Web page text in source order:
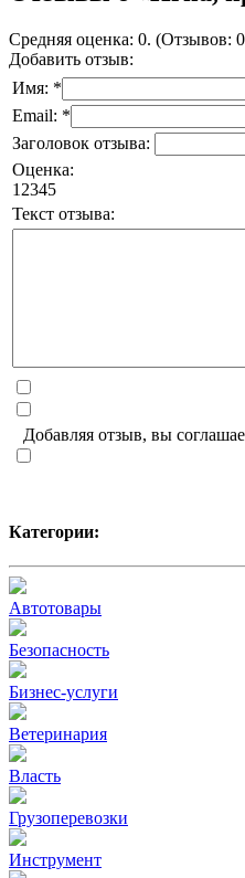
Средняя оценка: 0. (Отзывов:
Добавить отзыв:
Имя: *
Email: *
Заголовок отзыва:
Оценка:
1 2345
Текст отзыва:
Добавляя отзыв, вы
Категории:
Автотовары
Безопасность
Бизнес-услуги
Ветеринария
Власть
Грузоперевозки
Инструмент